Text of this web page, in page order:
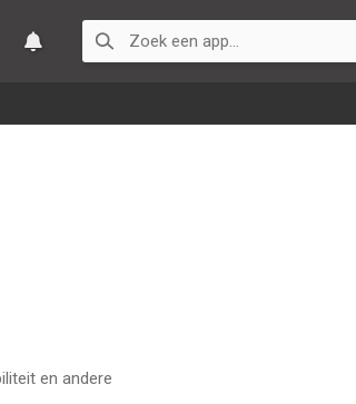
en andere